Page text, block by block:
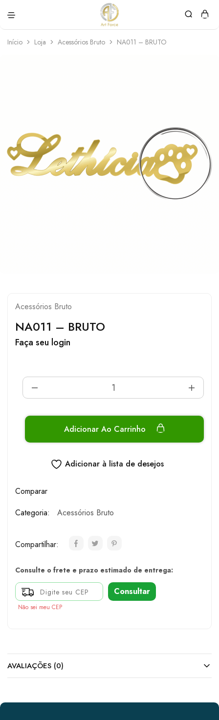
Force
personalizadas
Início Loja Acessórios Bruto NA011 – BRUTO
Acessórios Bruto
NA011 – BRUTO
Faça seu login
Adicionar Ao Carrinho
Adicionar à lista de desejos
Comparar
Categoria:
Acessórios Bruto
Compartilhar:
Consulte o frete e prazo estimado de entrega:
Consultar
Não sei meu CEP
AVALIAÇÕES (0)